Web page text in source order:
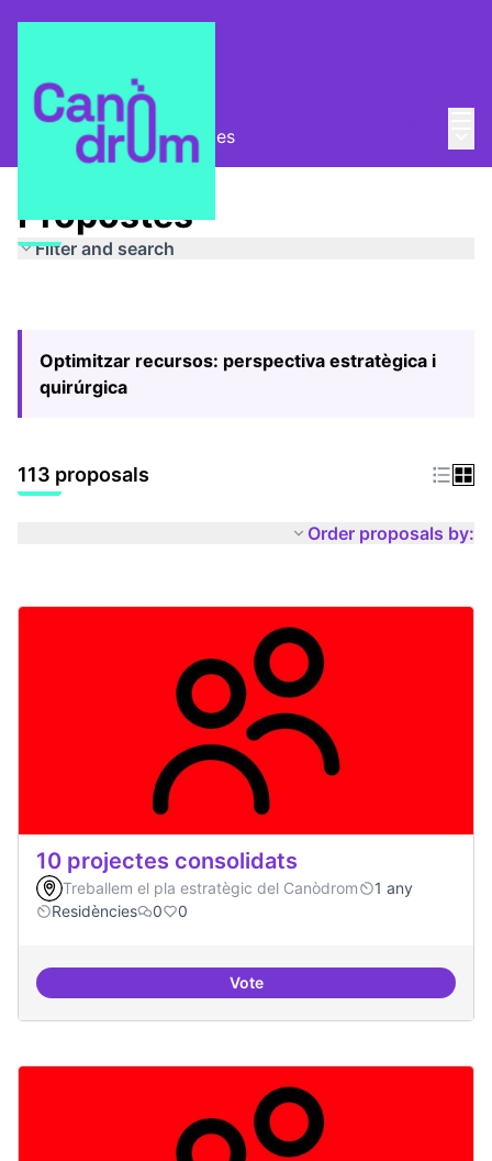
Pla Estratègic Propostes
Propostes
Filter and search
Optimitzar recursos: perspectiva estratègica i
quirúrgica
113 proposals
Order proposals by:
10 projectes consolidats
Treballem el pla estratègic del Canòdrom
1 any
Residències
0 0
Vote10 projectes consolidats